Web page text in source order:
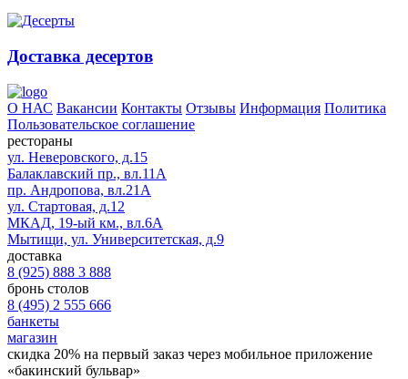
Доставка десертов
О НАС Вакансии Контакты Отзывы Информация Политика
Пользовательское соглашение
рестораны
ул. Неверовского, д.15
Балаклавский пр., вл.11А
пр. Андропова, вл.21А
ул. Стартовая, д.12
МКАД, 19-ый км., вл.6А
Мытищи, ул. Университетская, д.9
доставка
8 (925) 888 3 888
бронь столов
8 (495) 2 555 666
банкеты
магазин
скидка 20% на первый заказ через мобильное приложение
«бакинский бульвар»